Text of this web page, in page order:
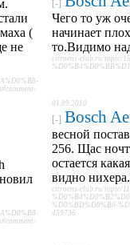
(
не
[-]
Чего то уж
начинает
то.Видимо
citroens-club.ru/topic/
01.09.2010
[-] Bosch
весной
256. Щас
остается
видно
citroens-club.ru/topic/
%D0%BD%D0%B0-
459736